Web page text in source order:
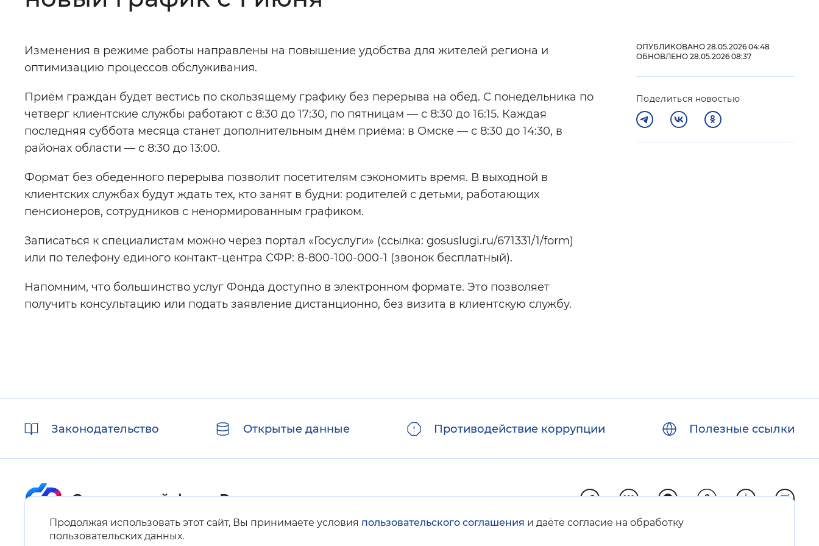
Изображения: Включены
Звуковой ассистент: Воспроизвести Остановить Повторить
Вернуть стандартные настройки
Изменения в режиме работы направлены на повышение удобства для жителей региона и
оптимизацию процессов обслуживания.
Приём граждан будет вестись по скользящему графику без перерыва на обед. С понедельника по
четверг клиентские службы работают с 8:30 до 17:30, по пятницам — с 8:30 до 16:15. Каждая
последняя суббота месяца станет дополнительным днём приёма: в Омске — с 8:30 до 14:30, в
районах области — с 8:30 до 13:00.
Формат без обеденного перерыва позволит посетителям сэкономить время. В выходной в
клиентских службах будут ждать тех, кто занят в будни: родителей с детьми, работающих
пенсионеров, сотрудников с ненормированным графиком.
Записаться к специалистам можно через портал «Госуслуги» (ссылка: gosuslugi.ru/671331/1/form)
или по телефону единого контакт-центра СФР: 8-800-100-000-1 (звонок бесплатный).
Напомним, что большинство услуг Фонда доступно в электронном формате. Это позволяет
получить консультацию или подать заявление дистанционно, без визита в клиентскую службу.
ОПУБЛИКОВАНО 28.05.2026 04:48
ОБНОВЛЕНО 28.05.2026 08:37
Поделиться новостью
Продолжая использовать этот сайт, Вы принимаете условия пользовательского соглашения и даёте согласие на обработку
пользовательских данных.
ссылкиЗаконодательство Открытые данные Противодействие коррупции Полезные ссылки
Карта сайта